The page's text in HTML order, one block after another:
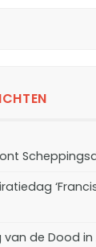
van de Dood in